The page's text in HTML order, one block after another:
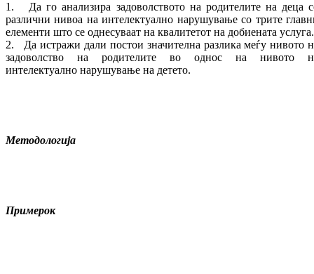
1. Да го анализира задоволството на родителите на деца
различни нивоа на интелектуално нарушување со трите
елементи што се однесуваат на квалитетот на добиената услуга.
2. Да истражи дали постои значителна разлика меѓу нивото
задоволство на родителите во однос на нивото
интелектуално нарушување на детето.
Методологија
Примерок